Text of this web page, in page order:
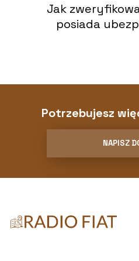
Jak
posiada
Potrzebujesz
NAPISZ